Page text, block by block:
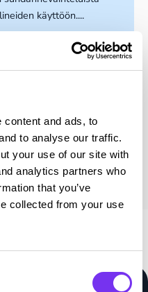
content and ads, to
to analyse our traffic.
your use of our site with
analytics partners who
that you’ve
collected from your use
käyttöön....